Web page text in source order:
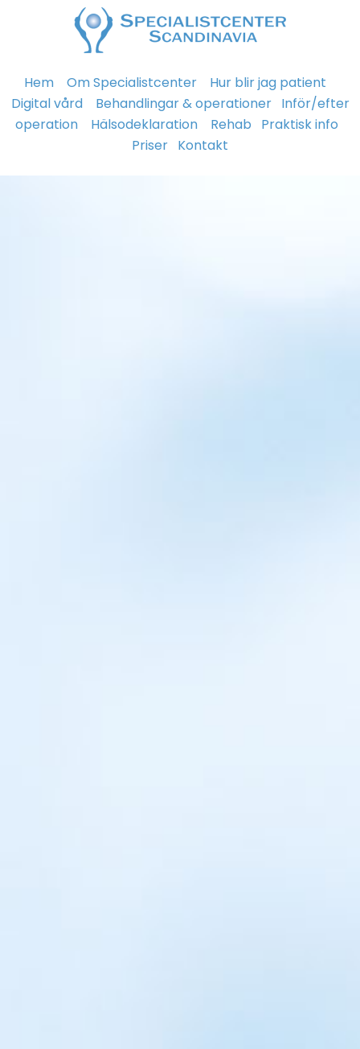
Hem Om Specialistcenter
Hur blir jag patient
Digital vård
Behandlingar & operationer Inför/efter
operation
Hälsodeklaration Rehab
Praktisk info
Priser Kontakt